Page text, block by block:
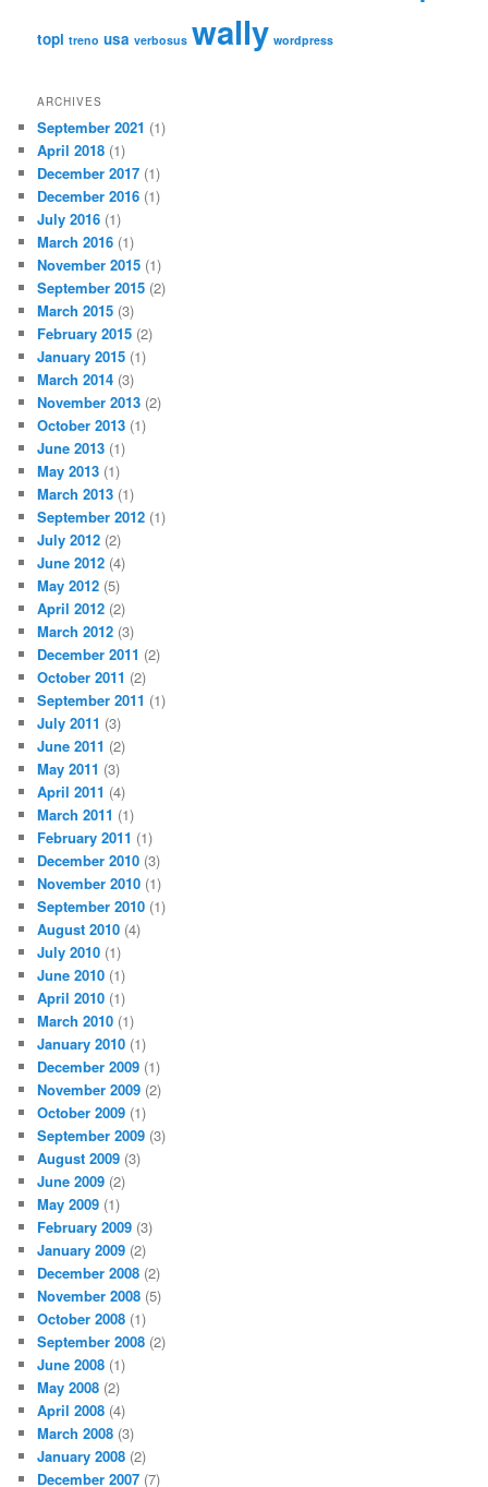
topi treno usa verbosus wally wordpress
ARCHIVES
September 2021 (1)
April 2018 (1)
December 2017 (1)
December 2016 (1)
July 2016 (1)
March 2016 (1)
November 2015 (1)
September 2015 (2)
March 2015 (3)
February 2015 (2)
January 2015 (1)
March 2014 (3)
November 2013 (2)
October 2013 (1)
June 2013 (1)
May 2013 (1)
March 2013 (1)
September 2012 (1)
July 2012 (2)
June 2012 (4)
May 2012 (5)
April 2012 (2)
March 2012 (3)
December 2011 (2)
October 2011 (2)
September 2011 (1)
July 2011 (3)
June 2011 (2)
May 2011 (3)
April 2011 (4)
March 2011 (1)
February 2011 (1)
December 2010 (3)
November 2010 (1)
September 2010 (1)
August 2010 (4)
July 2010 (1)
June 2010 (1)
April 2010 (1)
March 2010 (1)
January 2010 (1)
December 2009 (1)
November 2009 (2)
October 2009 (1)
September 2009 (3)
August 2009 (3)
June 2009 (2)
May 2009 (1)
February 2009 (3)
January 2009 (2)
December 2008 (2)
November 2008 (5)
October 2008 (1)
September 2008 (2)
June 2008 (1)
May 2008 (2)
April 2008 (4)
March 2008 (3)
January 2008 (2)
December 2007 (7)